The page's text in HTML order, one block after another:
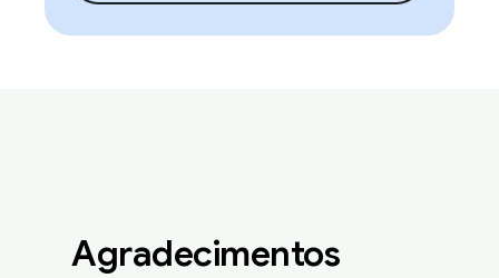
Agradecimentos